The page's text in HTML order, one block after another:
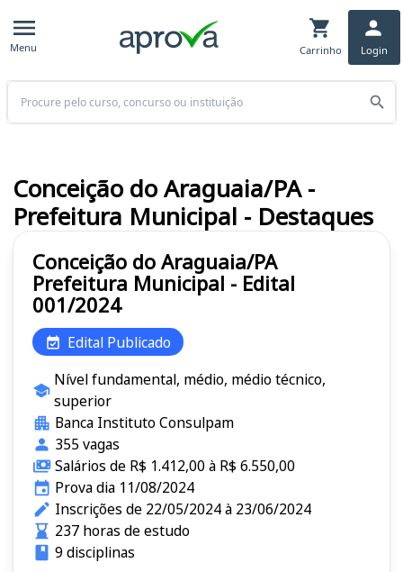
Menu Carrinho Login
Buscar
Conceição do Araguaia/PA
Prefeitura Municipal - Edital
001/2024
Edital Publicado
Nível fundamental, médio, médio técnico,
superior
Banca Instituto Consulpam
355 vagas
Salários de R$ 1.412,00 à R$ 6.550,00
Prova dia 11/08/2024
Inscrições de 22/05/2024 à 23/06/2024
237 horas de estudo
9 disciplinas
Conceição do Araguaia/PA -
Prefeitura Municipal - Destaques